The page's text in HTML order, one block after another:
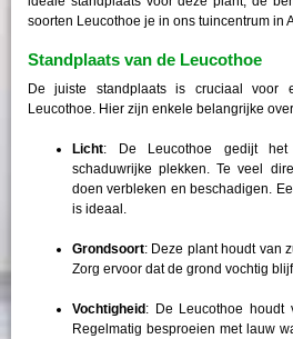
soorten Leucothoe je in ons tuincentrum in
Standplaats van de Leucothoe
De juiste standplaats is cruciaal voor
Leucothoe. Hier zijn enkele belangrijke
Licht: De Leucothoe gedijt
schaduwrijke plekken. Te veel
doen verbleken en beschadigen.
is ideaal.
Grondsoort: Deze plant houdt van
Zorg ervoor dat de grond vochtig
Vochtigheid: De Leucothoe houdt
Regelmatig besproeien met lauw